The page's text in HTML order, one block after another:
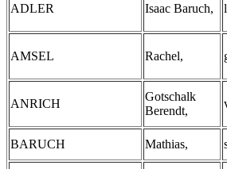
ADLER Isaac Baruch,
AMSEL Rachel,
ANRICH
Gotschalk
Berendt,
BARUCH Mathias,